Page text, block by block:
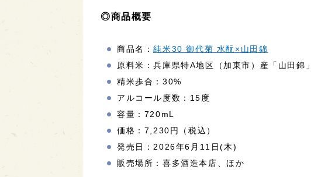
◎商品概要
商品名：純米30 御代菊 水酛×山田錦
原料米：兵庫県特A地区（加東市）産「山田錦」
精米歩合：30%
アルコール度数：15度
容量：720mL
価格：7,230円（税込）
発売日：2026年6月11日(木)
販売場所：喜多酒造本店、ほか